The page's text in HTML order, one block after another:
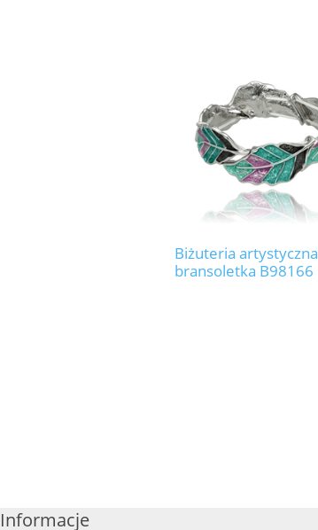
Biżuteria artystyczna
bransoletka B98166
Informacje